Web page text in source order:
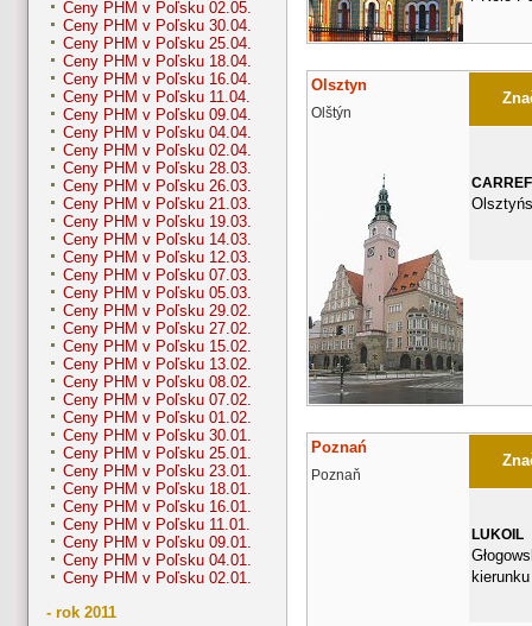
Ceny PHM v Poľsku 02.05.
Ceny PHM v Poľsku 30.04.
Ceny PHM v Poľsku 25.04.
Ceny PHM v Poľsku 18.04.
Ceny PHM v Poľsku 16.04.
Ceny PHM v Poľsku 11.04.
Ceny PHM v Poľsku 09.04.
Ceny PHM v Poľsku 04.04.
Ceny PHM v Poľsku 02.04.
Ceny PHM v Poľsku 28.03.
Ceny PHM v Poľsku 26.03.
Ceny PHM v Poľsku 21.03.
Ceny PHM v Poľsku 19.03.
Ceny PHM v Poľsku 14.03.
Ceny PHM v Poľsku 12.03.
Ceny PHM v Poľsku 07.03.
Ceny PHM v Poľsku 05.03.
Ceny PHM v Poľsku 29.02.
Ceny PHM v Poľsku 27.02.
Ceny PHM v Poľsku 15.02.
Ceny PHM v Poľsku 13.02.
Ceny PHM v Poľsku 08.02.
Ceny PHM v Poľsku 07.02.
Ceny PHM v Poľsku 01.02.
Ceny PHM v Poľsku 30.01.
Ceny PHM v Poľsku 25.01.
Ceny PHM v Poľsku 23.01.
Ceny PHM v Poľsku 18.01.
Ceny PHM v Poľsku 16.01.
Ceny PHM v Poľsku 11.01.
Ceny PHM v Poľsku 09.01.
Ceny PHM v Poľsku 04.01.
Ceny PHM v Poľsku 02.01.
- rok 2011
Olsztyn
Olštýn
Poznań
Poznaň
LUKOIL
kierunku